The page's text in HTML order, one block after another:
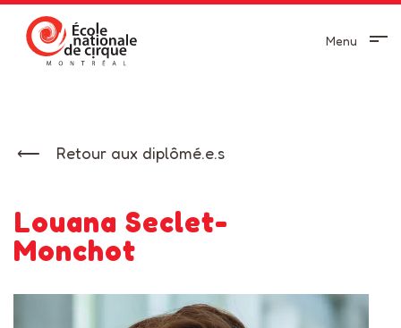
Menu
Retour aux diplômé.e.s
Louana Seclet-
Monchot